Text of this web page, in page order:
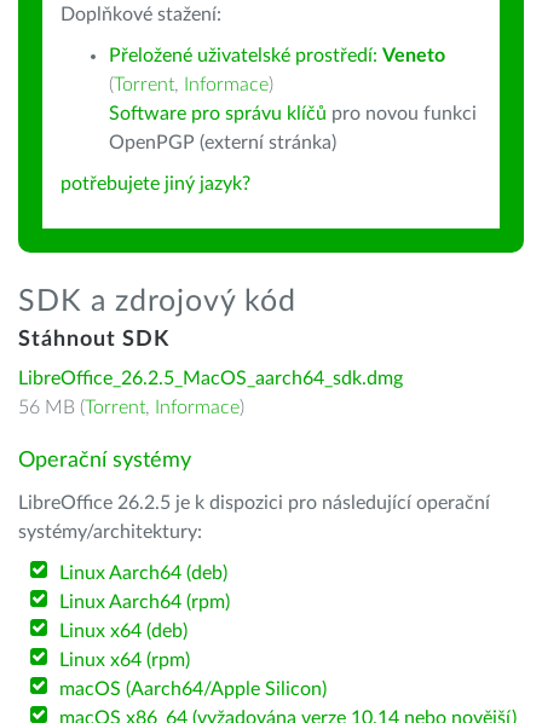
Doplňkové stažení:
Přeložené uživatelské prostředí: Veneto
(Torrent, Informace)
Software pro správu klíčů pro novou funkci
OpenPGP (externí stránka)
potřebujete jiný jazyk?
SDK a zdrojový kód
Stáhnout SDK
LibreOffice_26.2.5_MacOS_aarch64_sdk.dmg
56 MB (Torrent, Informace)
Operační systémy
LibreOffice 26.2.5 je k dispozici pro následující operační
systémy/architektury:
Linux Aarch64 (deb)
Linux Aarch64 (rpm)
Linux x64 (deb)
Linux x64 (rpm)
macOS (Aarch64/Apple Silicon)
macOS x86_64 (vyžadována verze 10.14 nebo novější)